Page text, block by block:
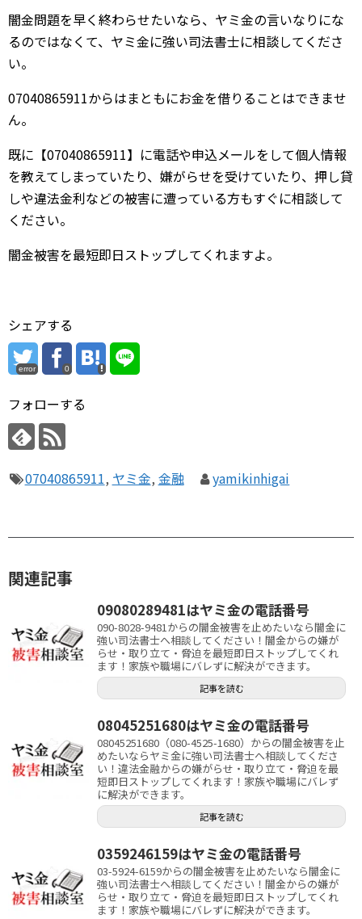
闇金問題を早く終わらせたいなら、ヤミ金の言いなりにな
るのではなくて、ヤミ金に強い司法書士に相談してくださ
い。
07040865911からはまともにお金を借りることはできませ
ん。
既に【07040865911】に電話や申込メールをして個人情報
を教えてしまっていたり、嫌がらせを受けていたり、押し貸
しや違法金利などの被害に遭っている方もすぐに相談して
ください。
闇金被害を最短即日ストップしてくれますよ。
シェアする
error 0
フォローする
07040865911, ヤミ金, 金融 yamikinhigai
関連記事
09080289481はヤミ金の電話番号
090-8028-9481からの闇金被害を止めたいなら闇金に
強い司法書士へ相談してください！闇金からの嫌が
らせ・取り立て・脅迫を最短即日ストップしてくれ
ます！家族や職場にバレずに解決ができます。
記事を読む
08045251680はヤミ金の電話番号
08045251680（080-4525-1680）からの闇金被害を止
めたいならヤミ金に強い司法書士へ相談してくださ
い！違法金融からの嫌がらせ・取り立て・脅迫を最
短即日ストップしてくれます！家族や職場にバレず
に解決ができます。
記事を読む
0359246159はヤミ金の電話番号
03-5924-6159からの闇金被害を止めたいなら闇金に
強い司法書士へ相談してください！闇金からの嫌が
らせ・取り立て・脅迫を最短即日ストップしてくれ
ます！家族や職場にバレずに解決ができます。